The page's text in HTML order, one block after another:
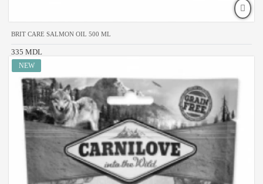
BRIT CARE SALMON OIL 500 ML
335 MDL